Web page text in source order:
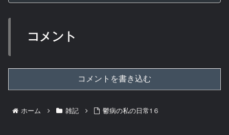
コメント
コメントを書き込む
ホーム 雑記 鬱病の私の日常1６